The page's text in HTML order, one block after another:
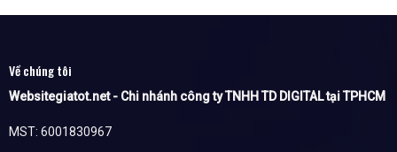
Về chúng tôi
Websitegiatot.net - Chi nhánh công ty TNHH TD DIGITAL tại TPHCM
MST: 6001830967